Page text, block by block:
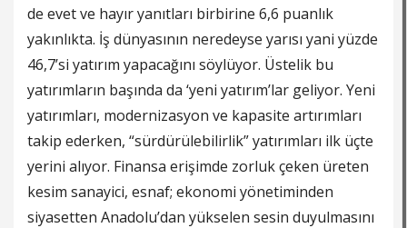
de evet ve hayır yanıtları birbirine 6,6 puanlık
yakınlıkta. İş dünyasının neredeyse yarısı yani yüzde
46,7’si yatırım yapacağını söylüyor. Üstelik bu
yatırımların başında da ‘yeni yatırım’lar geliyor. Yeni
yatırımları, modernizasyon ve kapasite artırımları
takip ederken, “sürdürülebilirlik” yatırımları ilk üçte
yerini alıyor. Finansa erişimde zorluk çeken üreten
kesim sanayici, esnaf; ekonomi yönetiminden
siyasetten Anadolu’dan yükselen sesin duyulmasını